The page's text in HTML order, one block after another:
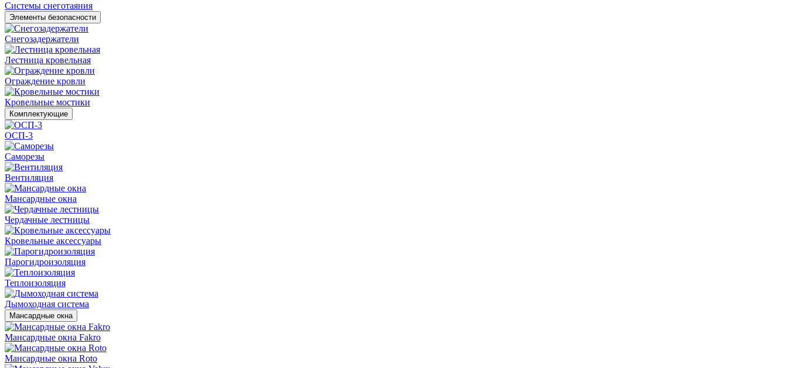
Системы снеготаяния
Элементы безопасности
Снегозадержатели
Лестница кровельная
Ограждение кровли
Кровельные мостики
Комплектующие
ОСП-3
Саморезы
Вентиляция
Мансардные окна
Чердачные лестницы
Кровельные аксессуары
Парогидроизоляция
Теплоизоляция
Дымоходная система
Мансардные окна
Мансардные окна Fakro
Мансардные окна Roto